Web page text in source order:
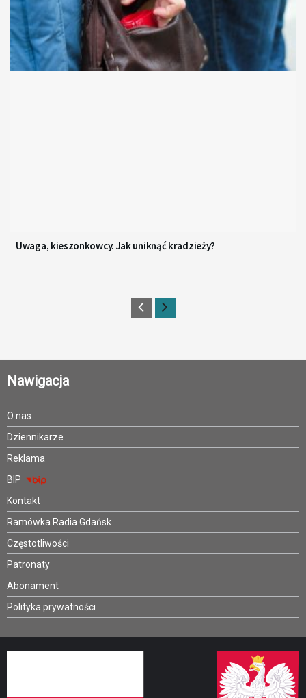
Uwaga, kieszonkowcy. Jak uniknąć kradzieży?
Nawigacja
O nas
Dziennikarze
Reklama
BIP
Kontakt
Ramówka Radia Gdańsk
Częstotliwości
Patronaty
Abonament
Polityka prywatności